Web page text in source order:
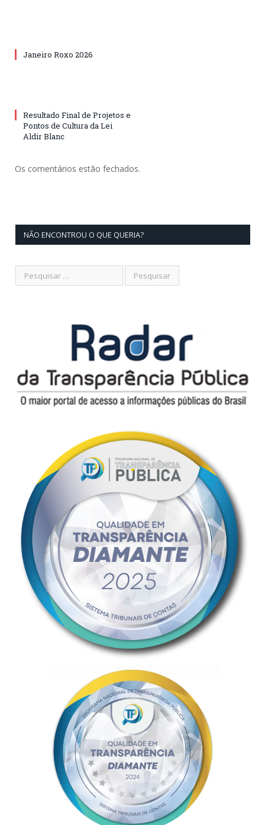
Janeiro Roxo 2026
Resultado Final de Projetos e
Pontos de Cultura da Lei
Aldir Blanc
Os comentários estão fechados.
NÃO ENCONTROU O QUE QUERIA?